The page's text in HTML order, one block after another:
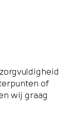
of
wij graag